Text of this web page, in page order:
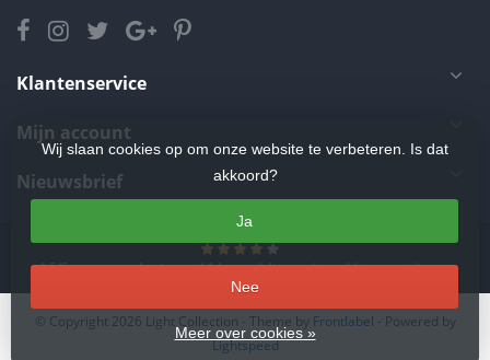
Klantenservice
Mijn account
Nieuwsbrief
4.5/5sterren op basis van11beoordelingen.Lees 11 beoordelingen
Wij slaan cookies op om onze website te verbeteren. Is dat
akkoord?
Ja
Nee
Meer over cookies »
© Copyright 2026 Light Collection - Theme by Frontlabel - Powered by
Lightspeed